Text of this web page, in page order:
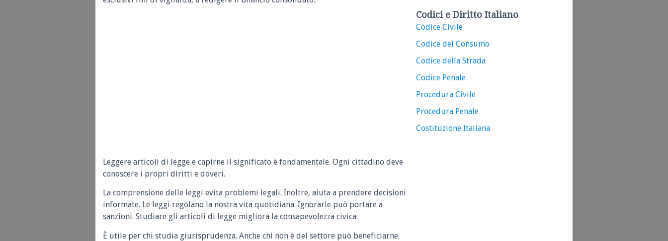
Leggere articoli di legge e capirne il significato è fondamentale. Ogni cittadino deve
conoscere i propri diritti e doveri.
La comprensione delle leggi evita problemi legali. Inoltre, aiuta a prendere decisioni
informate. Le leggi regolano la nostra vita quotidiana. Ignorarle può portare a
sanzioni. Studiare gli articoli di legge migliora la consapevolezza civica.
È utile per chi studia giurisprudenza. Anche chi non è del settore può beneficiarne.
Codici e Diritto Italiano
Codice Civile
Codice del Consumo
Codice della Strada
Codice Penale
Procedura Civile
Procedura Penale
Costituzione Italiana